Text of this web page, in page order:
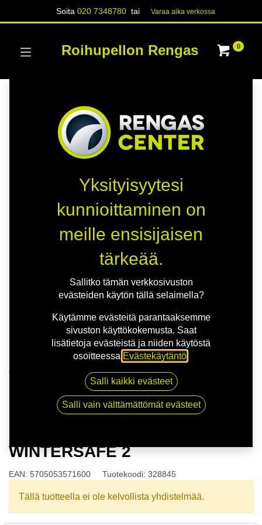
Soita020 7348780 tai Varaa aika verk​​​​ossa
Roihupellon Rengas 0
165/70R13 79T NORDEXX WINTERSAFE 2
WINTERSAFE 2
EAN: 5705053571600 Tuotekoodi: 328845
Tällä tuotteella ei ole kelvollista yhdistelmää.
Yksityisyytesi
kunnioittaminen on
meille ensisijaisen
tärkeää.
Sallitko tämän verkkosivuston
evästeiden käytön tällä selaimella?
Käytämme evästeitä parantaaksemme
sivuston käyttökokemusta. Saat
lisätietoja evästeistä ja niiden käytöstä
osoitteessa Evästekäytäntö
Salli kaikki evästeet
Salli vain välttämättömät evästeet